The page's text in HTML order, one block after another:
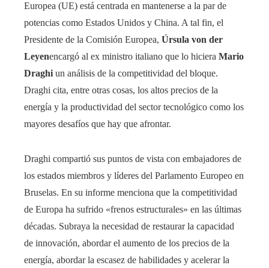
Europea (UE) está centrada en mantenerse a la par de
potencias como Estados Unidos y China. A tal fin, el
Presidente de la Comisión Europea, Úrsula von der
Leyenencargó al ex ministro italiano que lo hiciera Mario
Draghi un análisis de la competitividad del bloque.
Draghi cita, entre otras cosas, los altos precios de la
energía y la productividad del sector tecnológico como los
mayores desafíos que hay que afrontar.
Draghi compartió sus puntos de vista con embajadores de
los estados miembros y líderes del Parlamento Europeo en
Bruselas. En su informe menciona que la competitividad
de Europa ha sufrido «frenos estructurales» en las últimas
décadas. Subraya la necesidad de restaurar la capacidad
de innovación, abordar el aumento de los precios de la
energía, abordar la escasez de habilidades y acelerar la